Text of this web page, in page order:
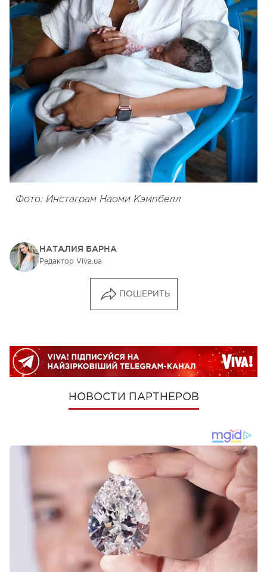
Фото: Инстаграм Наоми Кэмпбелл
НАТАЛИЯ БАРНА
Редактор Viva.ua
ПОШЕРИТЬ
НОВОСТИ ПАРТНЕРОВ